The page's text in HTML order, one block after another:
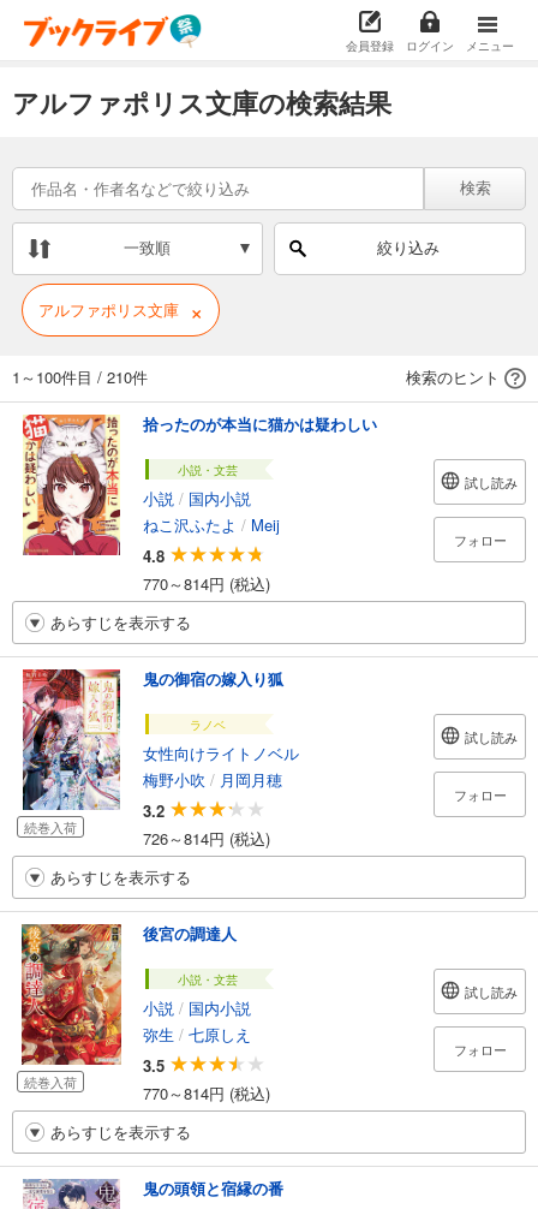
会員登録 ログイン メニュー
アルファポリス文庫の検索結果
検索
一致順 絞り込み
アルファポリス文庫 ×
1～100件目 / 210件 検索のヒント
拾ったのが本当に猫かは疑わしい
小説・文芸
小説 / 国内小説
ねこ沢ふたよ / Meij
4.8
770～814円 (税込)
試し読み
フォロー
あらすじを表示する
続巻入荷
鬼の御宿の嫁入り狐
ラノベ
女性向けライトノベル
梅野小吹 / 月岡月穂
3.2
726～814円 (税込)
試し読み
フォロー
あらすじを表示する
続巻入荷
後宮の調達人
小説・文芸
小説 / 国内小説
弥生 / 七原しえ
3.5
770～814円 (税込)
試し読み
フォロー
あらすじを表示する
鬼の頭領と宿縁の番